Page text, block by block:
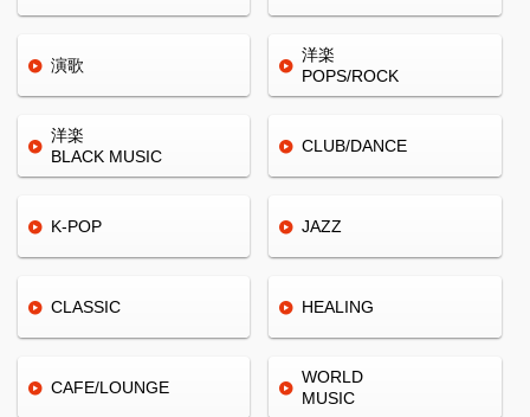
演歌
洋楽
POPS/ROCK
洋楽
BLACK MUSIC
CLUB/DANCE
K-POP JAZZ
CLASSIC HEALING
CAFE/LOUNGE
WORLD
MUSIC